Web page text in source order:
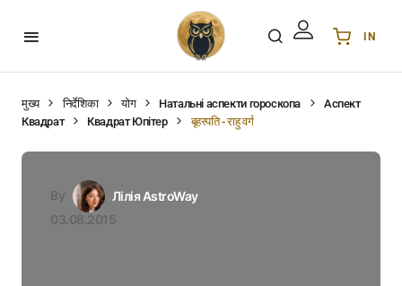
IN
DE
PL Polski
मुख्य निर्देशिका योग Натальні аспекти гороскопа
Аспект
Квадрат
Квадрат Юпітер बृहस्पति - राहु वर्ग
By
Лілія AstroWay
03.08.2015